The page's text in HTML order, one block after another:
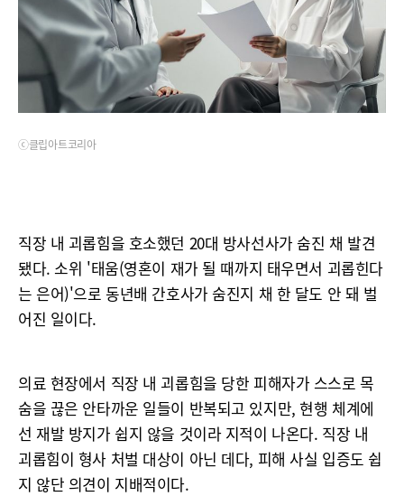
ⓒ클립아트코리아
직장 내 괴롭힘을 호소했던 20대 방사선사가 숨진 채 발견
됐다. 소위 '태움(영혼이 재가 될 때까지 태우면서 괴롭힌다
는 은어)'으로 동년배 간호사가 숨진지 채 한 달도 안 돼 벌
어진 일이다.
의료 현장에서 직장 내 괴롭힘을 당한 피해자가 스스로 목
숨을 끊은 안타까운 일들이 반복되고 있지만, 현행 체계에
선 재발 방지가 쉽지 않을 것이라 지적이 나온다. 직장 내
괴롭힘이 형사 처벌 대상이 아닌 데다, 피해 사실 입증도 쉽
지 않단 의견이 지배적이다.